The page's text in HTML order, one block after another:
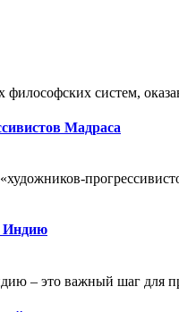
систем,
Мадраса
Индию
– это важный шаг для